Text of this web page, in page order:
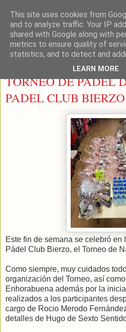
LEON PADEL
lunes, 14 de diciembre de 2015
TORNEO DE PADEL
PADEL CLUB
Este fin de semana se celebró en
Pádel Club Bierzo, el Torneo de
Como siempre, muy cuidados
organización del Torneo, así
Enhorabuena además por la
realizados a los participantes
cargo de Rocio Merodo
detalles de Hugo de Sexto
This site uses cookies from
and to analyze traffic. Your IP
shared with Google along with
metrics to ensure quality of
statistics, and to detect and
LEARN MORE